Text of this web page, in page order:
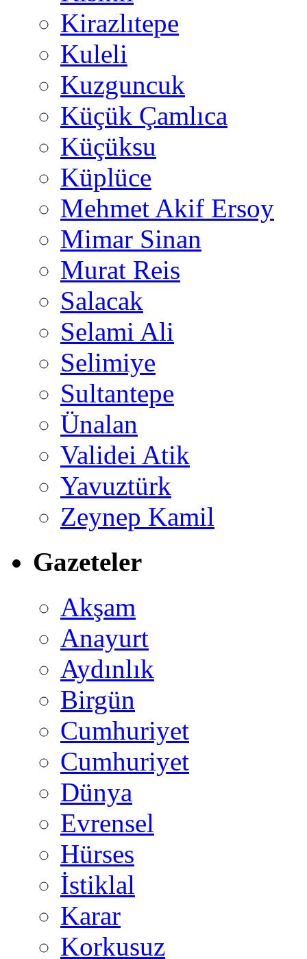
Kirazlıtepe
Kuleli
Kuzguncuk
Küçük Çamlıca
Küçüksu
Küplüce
Mehmet Akif Ersoy
Mimar Sinan
Murat Reis
Salacak
Selami Ali
Selimiye
Sultantepe
Ünalan
Validei Atik
Yavuztürk
Zeynep Kamil
Gazeteler
Akşam
Anayurt
Aydınlık
Birgün
Cumhuriyet
Cumhuriyet
Dünya
Evrensel
Hürses
İstiklal
Karar
Korkusuz